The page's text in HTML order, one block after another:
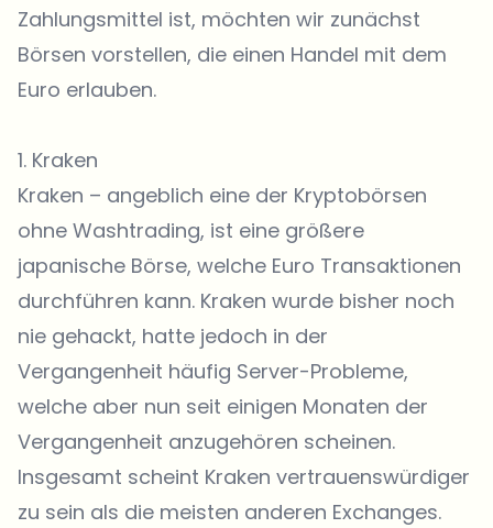
Zahlungsmittel ist, möchten wir zunächst
Börsen vorstellen, die einen Handel mit dem
Euro erlauben.
1. Kraken
Kraken – angeblich eine der Kryptobörsen
ohne Washtrading, ist eine größere
japanische Börse, welche Euro Transaktionen
durchführen kann. Kraken wurde bisher noch
nie gehackt, hatte jedoch in der
Vergangenheit häufig Server-Probleme,
welche aber nun seit einigen Monaten der
Vergangenheit anzugehören scheinen.
Insgesamt scheint Kraken vertrauenswürdiger
zu sein als die meisten anderen Exchanges.